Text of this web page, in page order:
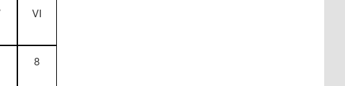
VI
8